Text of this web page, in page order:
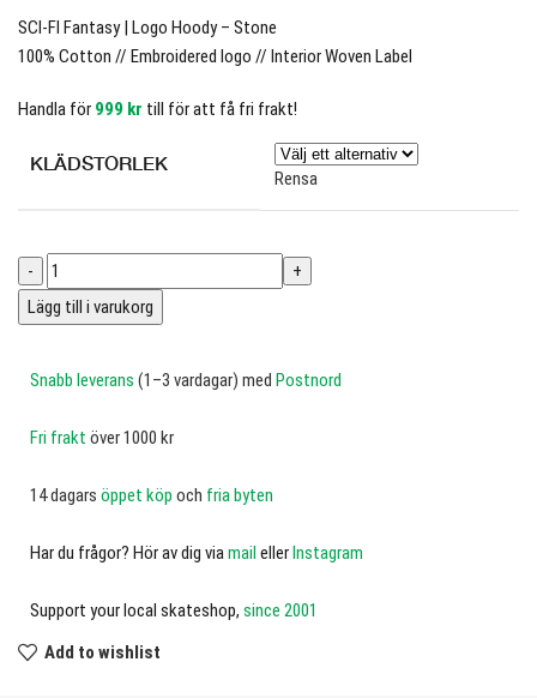
SCI-FI Fantasy | Logo Hoody – Stone
100% Cotton // Embroidered logo // Interior Woven Label
Handla för 999 kr till för att få fri frakt!
KLÄDSTORLEK
Rensa
Lägg till i varukorg
Snabb leverans (1–3 vardagar) med Postnord
Fri frakt över 1000 kr
14 dagars öppet köp och fria byten
Har du frågor? Hör av dig viamail ellerInstagram
Support your local skateshop, since 2001
Add to wishlist